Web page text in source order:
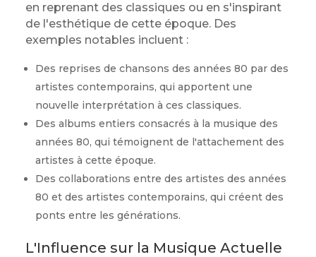
en reprenant des classiques ou en s'inspirant
de l'esthétique de cette époque. Des
exemples notables incluent :
Des reprises de chansons des années 80 par des
artistes contemporains, qui apportent une
nouvelle interprétation à ces classiques.
Des albums entiers consacrés à la musique des
années 80, qui témoignent de l'attachement des
artistes à cette époque.
Des collaborations entre des artistes des années
80 et des artistes contemporains, qui créent des
ponts entre les générations.
L'Influence sur la Musique Actuelle